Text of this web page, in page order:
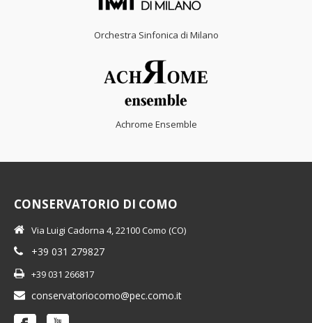
Orchestra Sinfonica di Milano
Achrome Ensemble
CONSERVATORIO DI COMO
Via Luigi Cadorna 4, 22100 Como (CO)
+39 031 279827
+39 031 266817
conservatoriocomo@pec.como.it